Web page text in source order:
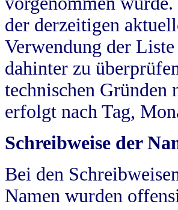
der derzeitigen
Verwendung der
dahinter zu
technischen Gründen
erfolgt nach Tag,
Schreibweise der
Bei den
Namen wurden